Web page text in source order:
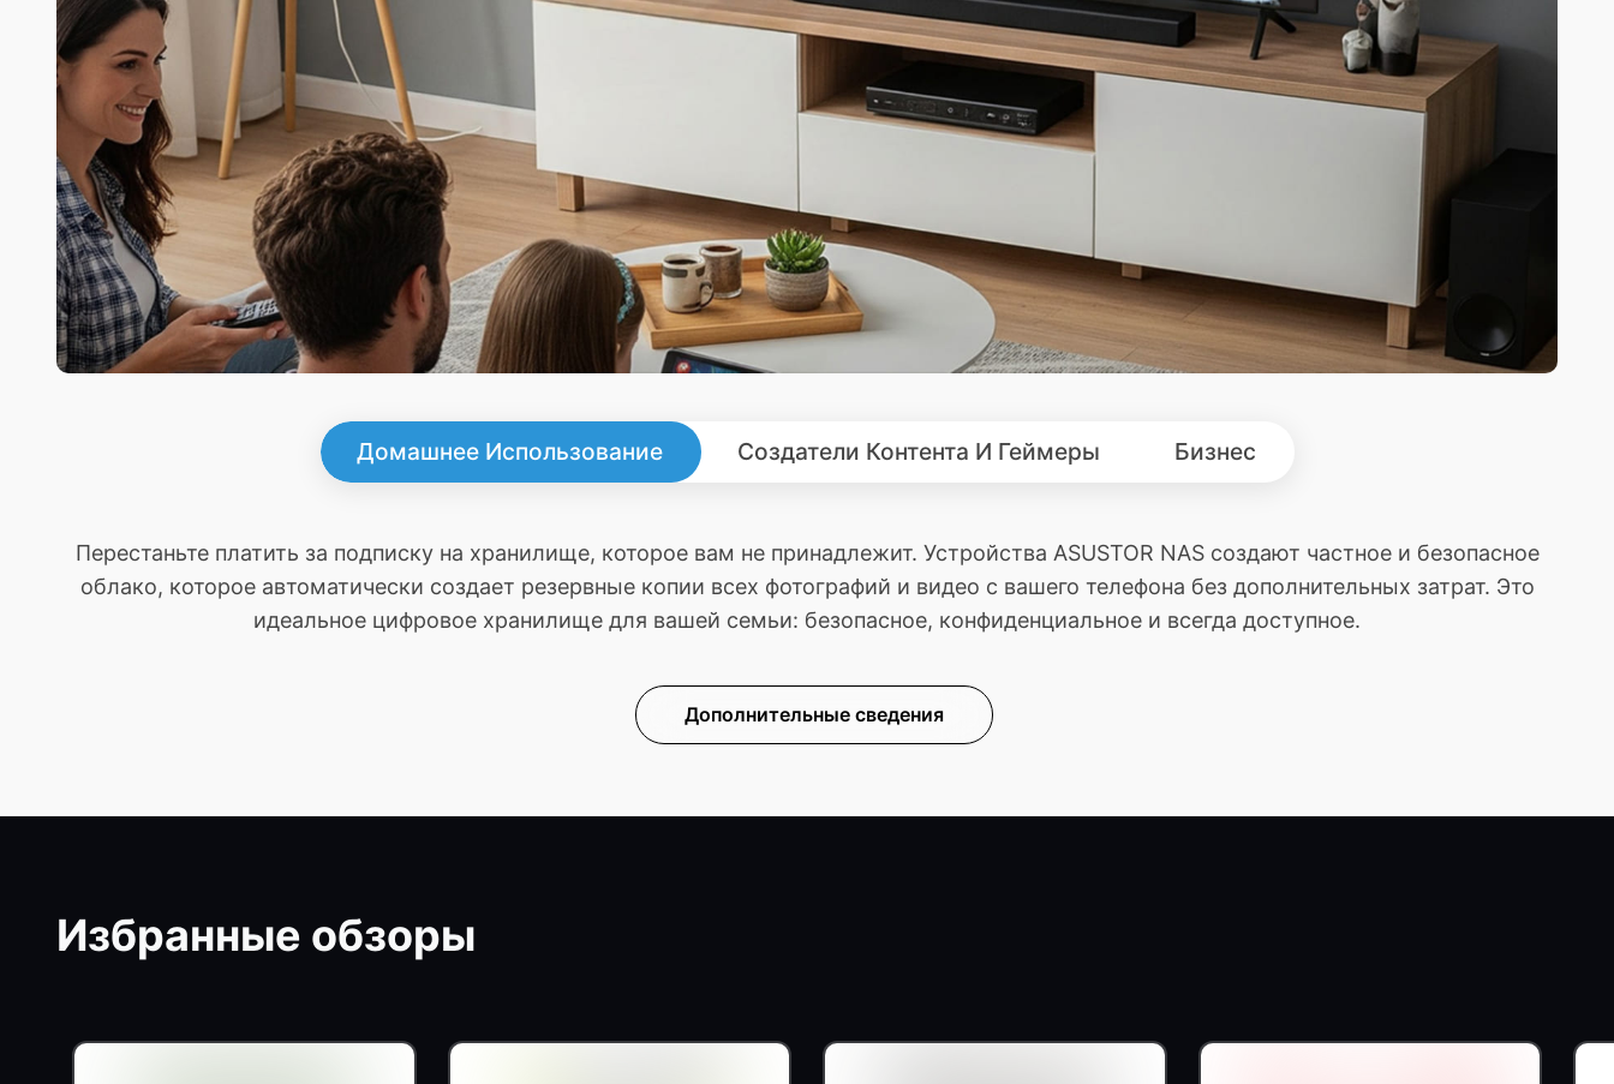
Домашнее Использование Создатели Контента И Геймеры Бизнес
Перестаньте платить за подписку на хранилище, которое вам не принадлежит. Устройства ASUSTOR NAS создают частное и безопасное
облако, которое автоматически создает резервные копии всех фотографий и видео с вашего телефона без дополнительных затрат. Это
идеальное цифровое хранилище для вашей семьи: безопасное, конфиденциальное и всегда доступное.
Дополнительные сведения
Избранные обзоры